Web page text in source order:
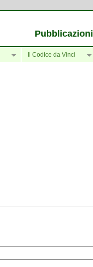
Pubblicazioni
Il Codice da Vinci